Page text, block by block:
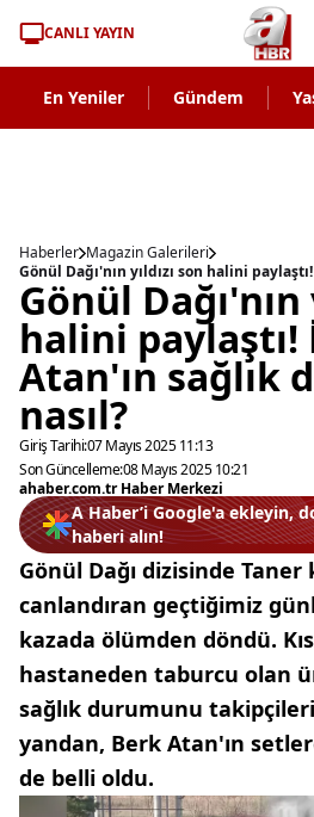
CANLI YAYIN
En Yeniler Gündem
Haberler Magazin Galerileri
Gönül Dağı'nın
halini paylaştı!
Atan'ın sağlık
nasıl?
Giriş Tarihi:07 Mayıs 2025 11:13
Son Güncelleme:08 Mayıs 2025 10:21
ahaber.com.tr Haber Merkezi
A Haber’i Google'a ekleyin,
haberi alın!
Gönül Dağı dizisinde
canlandıran geçtiğimiz
kazada ölümden döndü.
hastaneden taburcu olan
sağlık durumunu
yandan, Berk Atan'ın
de belli oldu.